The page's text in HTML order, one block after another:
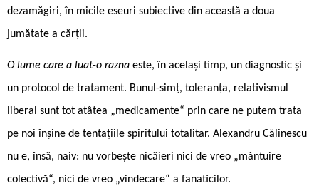
dezamăgiri, în micile eseuri subiective din această a doua
jumătate a cărții.
O lume care a luat-o razna este, în același timp, un diagnostic și
un protocol de tratament. Bunul-simț, toleranța, relativismul
liberal sunt tot atâtea „medicamente“ prin care ne putem trata
pe noi înșine de tentațiile spiritului totalitar. Alexandru Călinescu
nu e, însă, naiv: nu vorbește nicăieri nici de vreo „mântuire
colectivă“, nici de vreo „vindecare“ a fanaticilor.